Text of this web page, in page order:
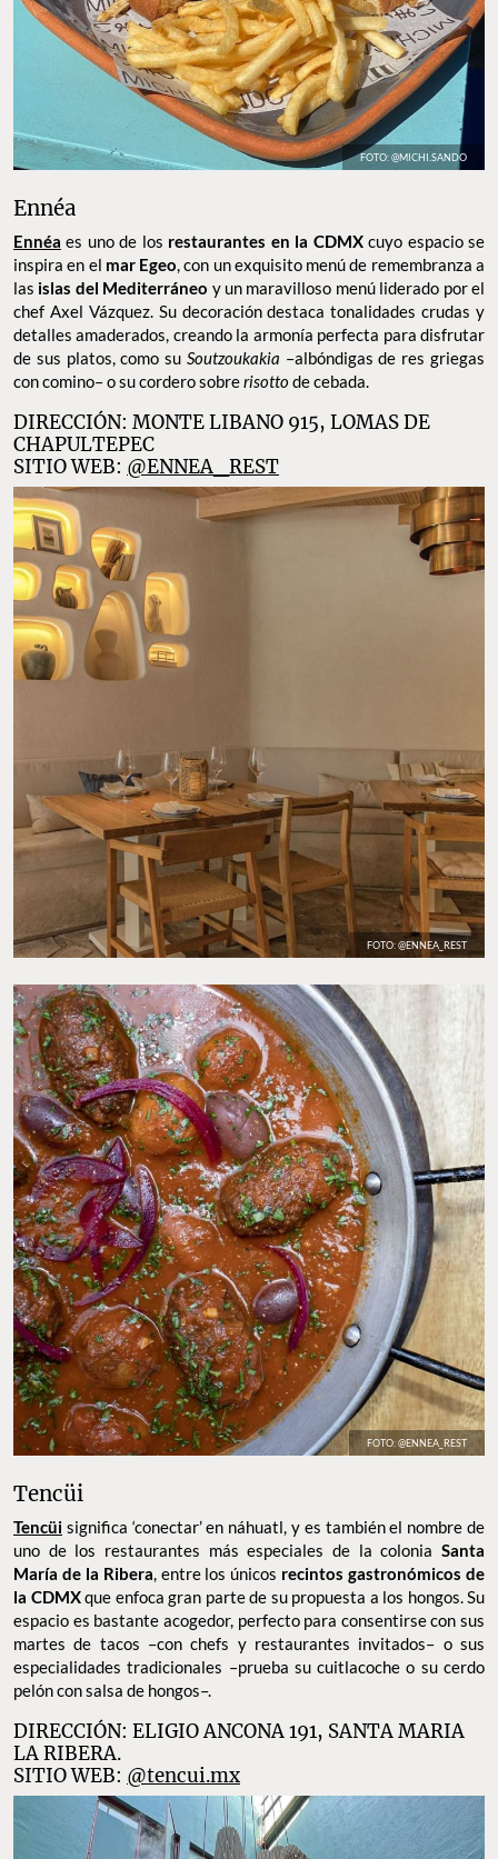
FOTO: @MICHI.SANDO
Ennéa
Ennéa es uno de los restaurantes en la CDMXcuyo espacio se
inspira en el mar Egeo, con un exquisito menú de remembranza a
las islas del Mediterráneo y un maravilloso menú liderado por el
chef Axel Vázquez. Su decoración destaca tonalidades crudas y
detalles amaderados, creando la armonía perfecta para disfrutar
de sus platos, como su Soutzoukakia –albóndigas de res griegas
con comino– o su cordero sobrerisotto de cebada.
DIRECCIÓN: MONTE LIBANO 915, LOMAS DE
CHAPULTEPEC
SITIO WEB: @ENNEA_REST
FOTO: @ENNEA_REST
FOTO: @ENNEA_REST
Tencüi
Tencüi significa ‘conectar’ en náhuatl, y es también el nombre de
uno de los restaurantes más especiales de la colonia Santa
María de la Ribera, entre los únicos recintos gastronómicos de
la CDMXque enfoca gran parte de su propuesta a los hongos. Su
espacio es bastante acogedor, perfecto para consentirse con sus
martes de tacos –con chefs y restaurantes invitados– o sus
especialidades tradicionales –prueba su cuitlacoche o su cerdo
pelón con salsa de hongos–.
DIRECCIÓN: ELIGIO ANCONA 191, SANTA MARIA
LA RIBERA.
SITIO WEB: @tencui.mx